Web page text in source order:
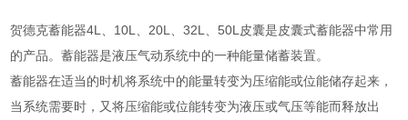
贺德克蓄能器4L、10L、20L、32L、50L皮囊是皮囊式蓄能器中常用
的产品。蓄能器是液压气动系统中的一种能量储蓄装置。
蓄能器在适当的时机将系统中的能量转变为压缩能或位能储存起来，
当系统需要时，又将压缩能或位能转变为液压或气压等能而释放出